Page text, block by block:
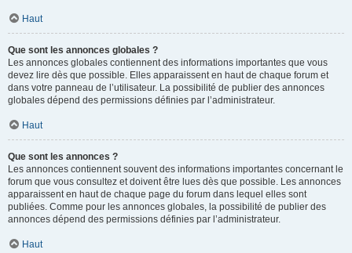
Haut
Que sont les annonces globales ?
Les annonces globales contiennent des informations importantes que vous
devez lire dès que possible. Elles apparaissent en haut de chaque forum et
dans votre panneau de l’utilisateur. La possibilité de publier des annonces
globales dépend des permissions définies par l’administrateur.
Haut
Que sont les annonces ?
Les annonces contiennent souvent des informations importantes concernant le
forum que vous consultez et doivent être lues dès que possible. Les annonces
apparaissent en haut de chaque page du forum dans lequel elles sont
publiées. Comme pour les annonces globales, la possibilité de publier des
annonces dépend des permissions définies par l’administrateur.
Haut